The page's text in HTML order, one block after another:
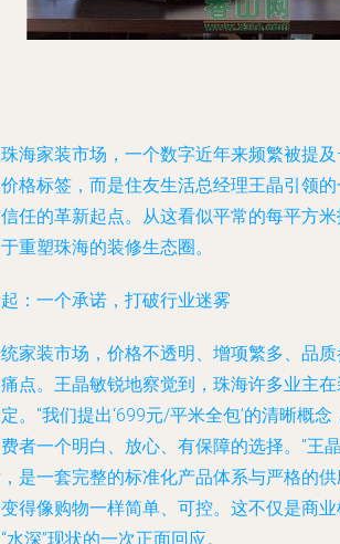
海家装市场，一个数字近年来频繁被提
格标签，而是住友生活总经理王晶引领
任的革新起点。从这看似平常的每平方
重塑珠海的装修生态圈。
：一个承诺，打破行业迷雾
家装市场，价格不透明、增项繁多、品
点。王晶敏锐地察觉到，珠海许多业主
。"我们提出‘699元/平米全包’的清晰概
者一个明白、放心、有保障的选择。"王
是一套完整的标准化产品体系与严格的
得像购物一样简单、可控。这不仅是商
水深”现状的一次正面回应。